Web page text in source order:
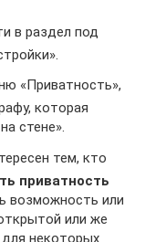
в раздел под
«Приватность»,
которая
стене».
тем, кто
приватность
возможность или
или же
некоторых